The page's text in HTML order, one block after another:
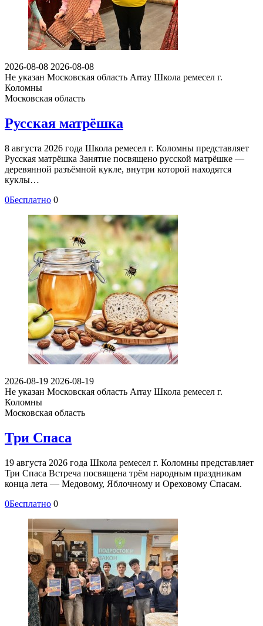
2026-08-08 2026-08-08
Не указан Московская область Array Школа ремесел г.
Коломны
Московская область
Русская матрёшка
8 августа 2026 года Школа ремесел г. Коломны представляет
Русская матрёшка Занятие посвящено русской матрёшке —
деревянной разъёмной кукле, внутри которой находятся
куклы…
0Бесплатно 0
2026-08-19 2026-08-19
Не указан Московская область Array Школа ремесел г.
Коломны
Московская область
Три Спаса
19 августа 2026 года Школа ремесел г. Коломны представляет
Три Спаса Встреча посвящена трём народным праздникам
конца лета — Медовому, Яблочному и Ореховому Спасам.
0Бесплатно 0